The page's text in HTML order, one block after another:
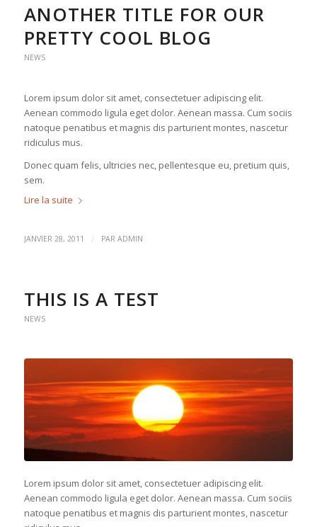
ANOTHER TITLE FOR OUR
PRETTY COOL BLOG
NEWS
Lorem ipsum dolor sit amet, consectetuer adipiscing elit.
Aenean commodo ligula eget dolor. Aenean massa. Cum sociis
natoque penatibus et magnis dis parturient montes, nascetur
ridiculus mus.
Donec quam felis, ultricies nec, pellentesque eu, pretium quis,
sem.
Lire la suite
JANVIER 28, 2011 / PAR ADMIN
THIS IS A TEST
NEWS
Lorem ipsum dolor sit amet, consectetuer adipiscing elit.
Aenean commodo ligula eget dolor. Aenean massa. Cum sociis
natoque penatibus et magnis dis parturient montes, nascetur